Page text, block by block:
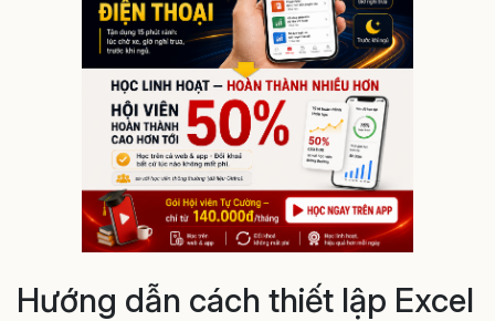
Hướng dẫn cách thiết lập Excel